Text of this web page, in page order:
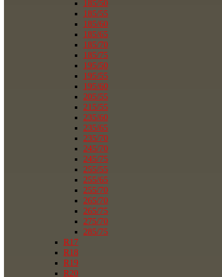
185/50
185/55
185/60
185/65
185/70
185/75
195/50
195/55
195/60
205/55
215/55
235/60
235/65
235/70
245/70
245/75
255/55
255/65
255/70
265/70
265/75
275/70
285/75
R17
R18
R19
R20